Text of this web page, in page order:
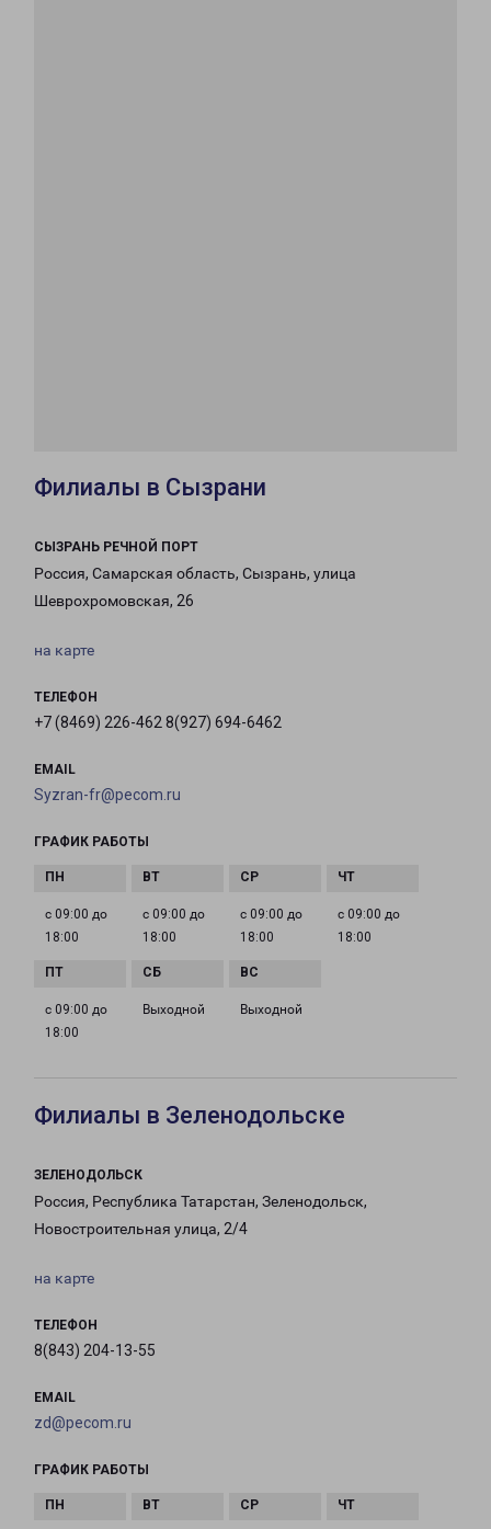
Филиалы в Сызрани
СЫЗРАНЬ РЕЧНОЙ ПОРТ
Россия, Самарская область, Сызрань, улица
Шеврохромовская, 26
на карте
ТЕЛЕФОН
+7 (8469) 226-462 8(927) 694-6462
EMAIL
Syzran-fr@pecom.ru
ГРАФИК РАБОТЫ
с 09:00 до
18:00
с 09:00 до
18:00
с 09:00 до
18:00
с 09:00 до
18:00
с 09:00 до
18:00
Выходной Выходной
Филиалы в Зеленодольске
ЗЕЛЕНОДОЛЬСК
Россия, Республика Татарстан, Зеленодольск,
Новостроительная улица, 2/4
на карте
ТЕЛЕФОН
8(843) 204-13-55
EMAIL
zd@pecom.ru
ГРАФИК РАБОТЫ